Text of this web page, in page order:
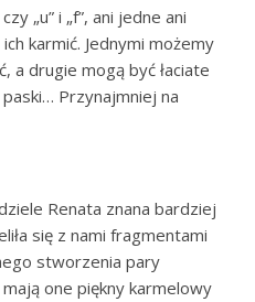
„u” i „f”, ani jedne ani
karmić. Jednymi możemy
a drugie mogą być łaciate
Przynajmniej na
Renata znana bardziej
się z nami fragmentami
stworzenia pary
one piękny karmelowy